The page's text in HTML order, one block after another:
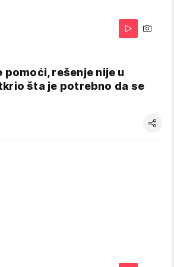
pomoći, rešenje nije u
šta je potrebno da se